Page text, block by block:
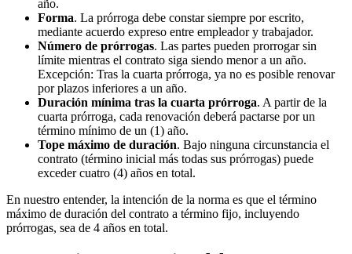
año.
Forma. La prórroga debe constar siempre por escrito,
mediante acuerdo expreso entre empleador y trabajador.
Número de prórrogas. Las partes pueden prorrogar sin
límite mientras el contrato siga siendo menor a un año.
Excepción: Tras la cuarta prórroga, ya no es posible renovar
por plazos inferiores a un año.
Duración mínima tras la cuarta prórroga. A partir de la
cuarta prórroga, cada renovación deberá pactarse por un
término mínimo de un (1) año.
Tope máximo de duración. Bajo ninguna circunstancia el
contrato (término inicial más todas sus prórrogas) puede
exceder cuatro (4) años en total.
En nuestro entender, la intención de la norma es que el término
máximo de duración del contrato a término fijo, incluyendo
prórrogas, sea de 4 años en total.